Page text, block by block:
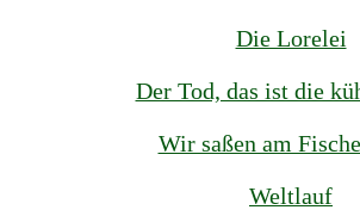
Die Lorelei
Der Tod, das ist die
Wir saßen am
Weltlauf